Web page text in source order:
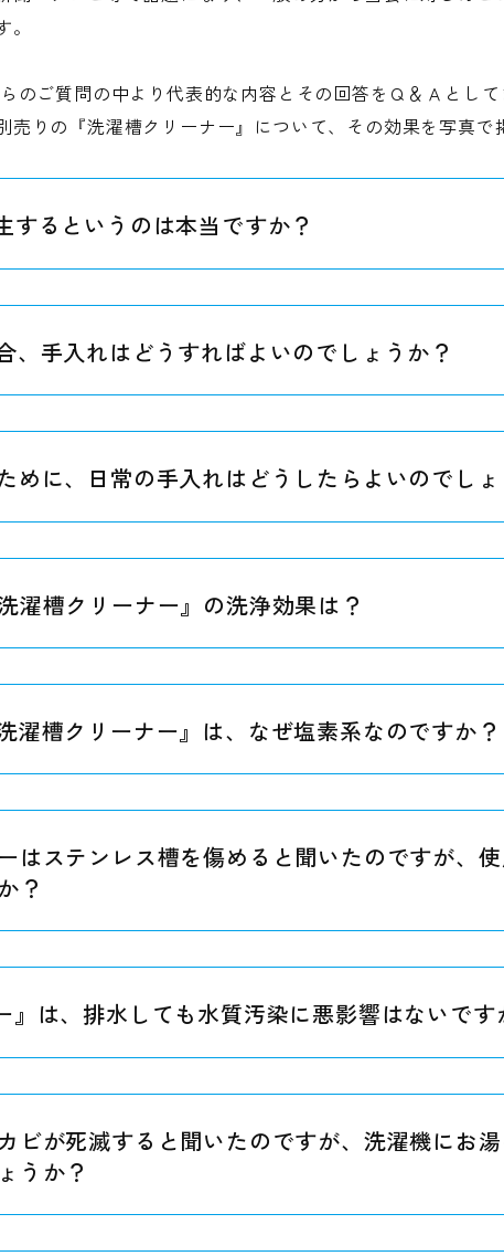
のご質問の中より代表的な内容とその回答をＱ＆Ａとし
りの『洗濯槽クリーナー』について、その効果を写真で
するというのは本当ですか？
、手入れはどうすればよいのでしょうか？
めに、日常の手入れはどうしたらよいのでしょ
濯槽クリーナー』の洗浄効果は？
濯槽クリーナー』は、なぜ塩素系なのですか？
はステンレス槽を傷めると聞いたのですが、
？
』は、排水しても水質汚染に悪影響はないです
ビが死滅すると聞いたのですが、洗濯機にお
うか？